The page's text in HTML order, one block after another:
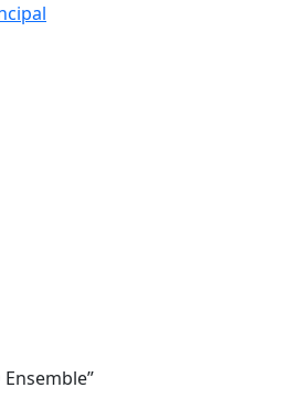
Ensemble”